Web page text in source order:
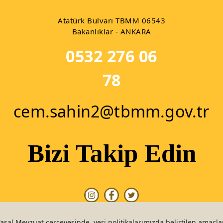
Atatürk Bulvarı TBMM 06543
Bakanlıklar - ANKARA
0532 276 06
78
cem.sahin2@tbmm.gov.tr
Bizi Takip Edin